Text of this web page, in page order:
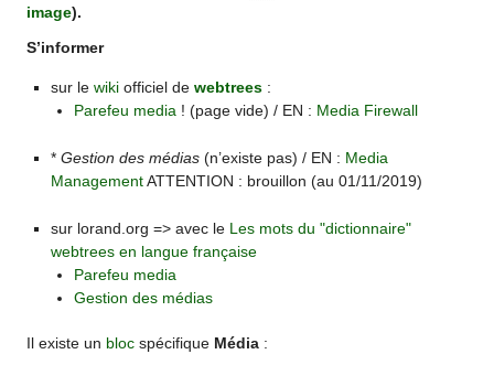
image).
S’informer
sur le wikiofficiel de webtrees:
Parefeu media ! (page vide) / EN : Media Firewall
* Gestion des médias(n’existe pas) / EN : Media
ManagementATTENTION : brouillon (au 01/11/2019)
sur lorand.org => avec le Les mots du "dictionnaire"
webtrees en langue française
Parefeu media
Gestion des médias
Il existe un bloc spécifique Média :